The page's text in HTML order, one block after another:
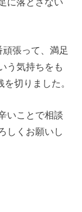
張って、満足
う気持ちをも
切りました。
いことで相談
しくお願いし